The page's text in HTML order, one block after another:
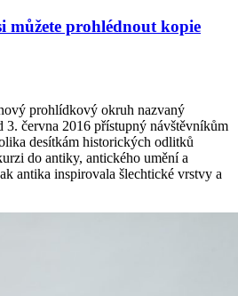
můžete prohlédnout kopie
prohlídkový okruh nazvaný
června 2016 přístupný návštěvníkům
desítkám historických odlitků
do antiky, antického umění a
antika inspirovala šlechtické vrstvy a